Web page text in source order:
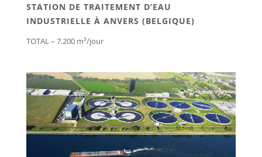
STATION DE TRAITEMENT D’EAU
INDUSTRIELLE À ANVERS (BELGIQUE)
TOTAL – 7.200 m³/jour